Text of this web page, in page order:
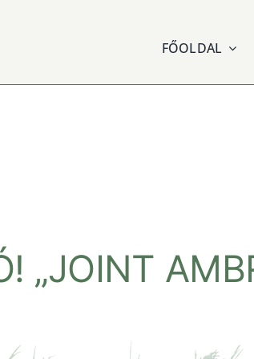
FŐOLDAL
„JOINT